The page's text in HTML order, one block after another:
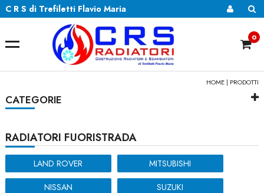
C R S di Trefiletti Flavio Maria
0
HOME | PRODOTTI
CATEGORIE
RADIATORI FUORISTRADA
LAND ROVER
MITSUBISHI
NISSAN
SUZUKI